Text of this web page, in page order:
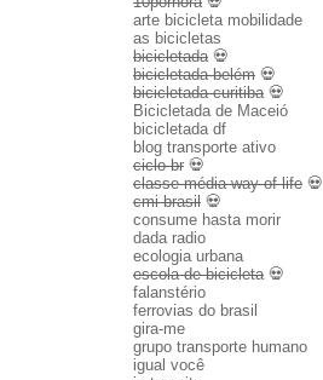
arte bicicleta mobilidade
as bicicletas
bicicletada💀
bicicletada belém 💀
bicicletada curitiba💀
Bicicletada de Maceió
bicicletada df
blog transporte ativo
ciclo br 💀
classe média way of life 💀
cmi brasil 💀
consume hasta morir
dada radio
ecologia urbana
escola de bicicleta💀
falanstério
ferrovias do brasil
gira-me
grupo transporte humano
igual você